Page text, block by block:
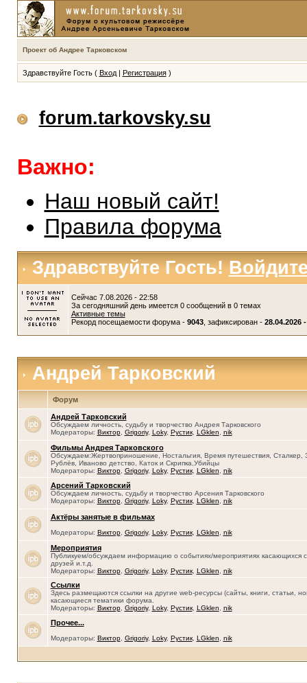
Проект об Андрее Тарковском
Здравствуйте Гость ( Вход| Регистрация)
forum.tarkovsky.su
Важно:
Наш новый сайт!
Правила форума
Здравствуйте Гость!
Сейчас 7.08.2026 - 22:58
За сегодняшний день имеется 0 сообщений в 0 темах
Активные темы
Рекорд посещаемости форума - 9043, зафиксирован - 28.04.2026
Андрей Тарковский
Форум
Андрей Тарковский
Обсуждаем личность, судьбу и творчество Андрея Тарковского
Модераторы: Виктор, Grigoriy, Loky, Рустик, LGklen nik
Фильмы Андрея Тарковского
Обсуждаем:Жертвоприношение, Ностальгия, Время путешествия, Сталкер,
Рублёв, Иваново детство, Каток и Скрипка,Убийцы
Модераторы: Виктор, Grigoriy, Loky, Рустик, LGklen nik
Арсений Тарковский
Обсуждаем личность, судьбу и творчество Арсения Тарковского
Модераторы: Виктор, Grigoriy, Loky, Рустик, LGklen nik
Актёры занятые в фильмах
Модераторы: Виктор, Grigoriy, Loky, Рустик, LGklen nik
Мероприятия
Публикуем/обсуждаем информацию о событиях/мероприятиях касающихся
друзей и.т.д.
Модераторы: Виктор, Grigoriy, Loky, Рустик, LGklen nik
Ссылки
Здесь размещаются ссылки на другие web-ресурсы (сайты, книги, статьи,
касающиеся тематики форума.
Модераторы: Виктор, Grigoriy, Loky, Рустик, LGklen nik
Прочее...
Модераторы: Виктор, Grigoriy, Loky, Рустик, LGklen nik